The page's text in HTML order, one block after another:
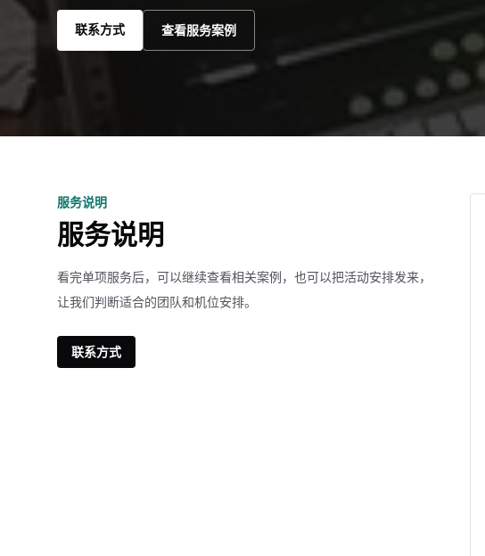
联系方式 查看服务案例
服务说明
服务说明
看完单项服务后，可以继续查看相关案例，也可以把活动安排发来，
让我们判断适合的团队和机位安排。
联系方式